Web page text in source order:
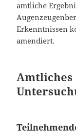
amtliche
Erkenntnissen
amendiert.
Amtliches